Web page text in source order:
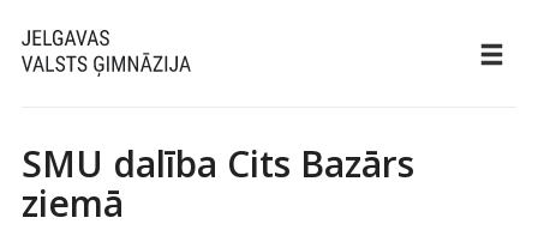
SMU dalība Cits Bazārs
ziemā